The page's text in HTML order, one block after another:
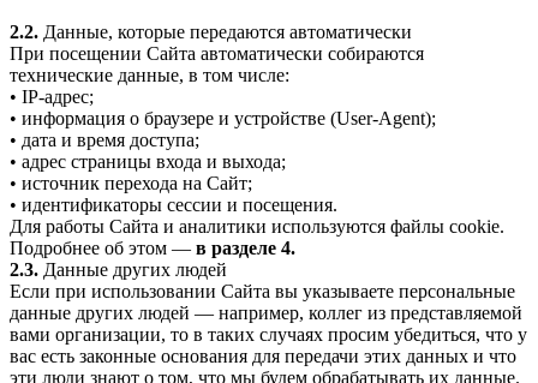
2.2. Данные, которые передаются автоматически
При посещении Сайта автоматически собираются
технические данные, в том числе:
• IP-адрес;
• информация о браузере и устройстве (User-Agent);
• дата и время доступа;
• адрес страницы входа и выхода;
• источник перехода на Сайт;
• идентификаторы сессии и посещения.
Для работы Сайта и аналитики используются файлы cookie.
Подробнее об этом — в разделе 4.
2.3. Данные других людей
Если при использовании Сайта вы указываете персональные
данные других людей — например, коллег из представляемой
вами организации, то в таких случаях просим убедиться, что у
вас есть законные основания для передачи этих данных и что
эти люди знают о том, что мы будем обрабатывать их данные.